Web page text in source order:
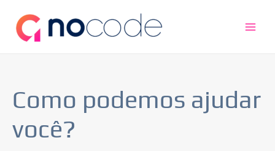
Como podemos ajudar
você?